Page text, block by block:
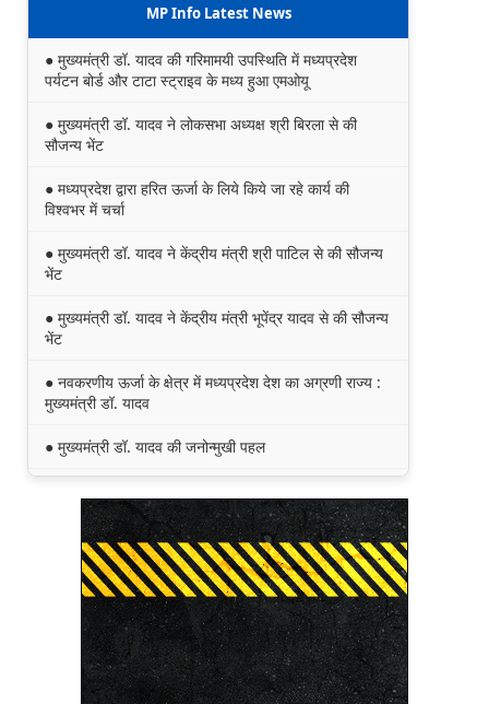
MP Info Latest News
● मुख्यमंत्री डॉ. यादव की गरिमामयी उपस्थिति में मध्यप्रदेश
पर्यटन बोर्ड और टाटा स्ट्राइव के मध्य हुआ एमओयू
● मुख्यमंत्री डॉ. यादव ने लोकसभा अध्यक्ष श्री बिरला से की
सौजन्य भेंट
● मध्यप्रदेश द्वारा हरित ऊर्जा के लिये किये जा रहे कार्य की
विश्वभर में चर्चा
● मुख्यमंत्री डॉ. यादव ने केंद्रीय मंत्री श्री पाटिल से की सौजन्य
भेंट
● मुख्यमंत्री डॉ. यादव ने केंद्रीय मंत्री भूपेंद्र यादव से की सौजन्य
भेंट
● नवकरणीय ऊर्जा के क्षेत्र में मध्यप्रदेश देश का अग्रणी राज्य :
मुख्यमंत्री डॉ. यादव
● मुख्यमंत्री डॉ. यादव की जनोन्मुखी पहल
की पुण्यतिथि पर श्रद्धांजलि अर्पित की
● जन-कल्याणकारी तथा हितग्राही मूलक योजनाओं को अधिक
प्रभावी बनाने के लिए अनुशंसाएं देने उच्च स्तरीय समिति गठित
● मध्यप्रदेश में सृजन संवाद अभियान का शुभारंभ